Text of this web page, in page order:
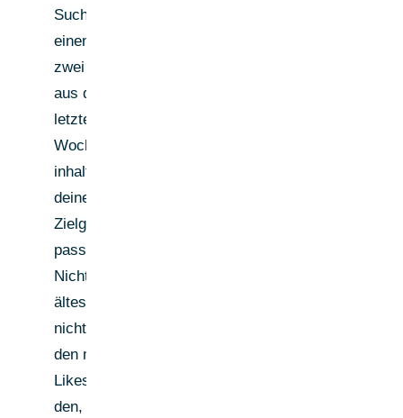
Such dir
einen oder
zwei Posts
aus den
letzten 2–3
Wochen, die
inhaltlich zu
deiner
Zielgruppe
passen.
Nicht den
ältesten,
nicht den mit
den meisten
Likes —
den, der